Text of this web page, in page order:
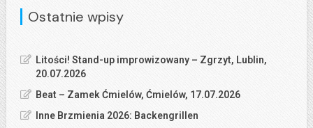
Ostatnie wpisy
Litości! Stand-up improwizowany – Zgrzyt, Lublin,
20.07.2026
Beat – Zamek Ćmielów, Ćmielów, 17.07.2026
Inne Brzmienia 2026: Backengrillen